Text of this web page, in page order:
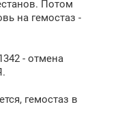
Потом
на гемостаз -
- отмена
гемостаз в